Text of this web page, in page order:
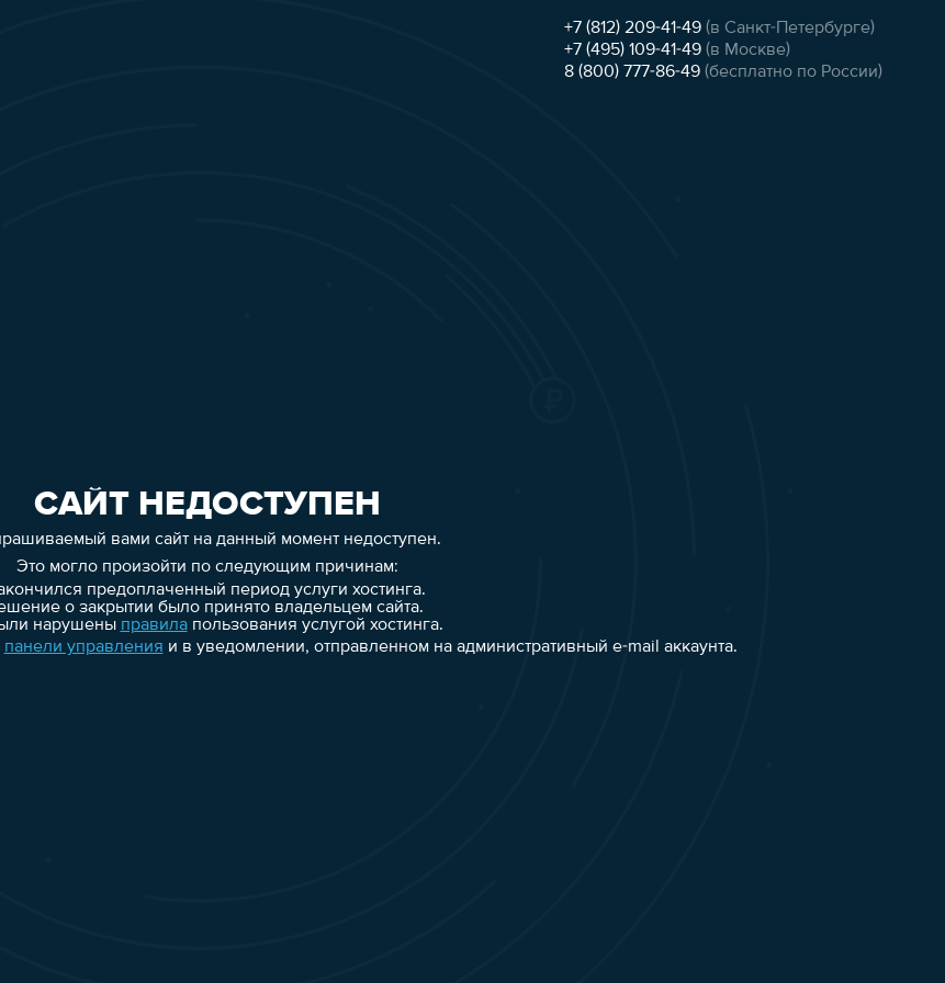
+7 (812) 209-41-49 (в Санкт-Петербурге)
+7 (495) 109-41-49 (в Москве)
8 (800) 777-86-49 (бесплатно по России)
САЙТ НЕДОСТУПЕН
вами сайт на данный момент недоступен.
Это могло произойти по следующим причинам:
предоплаченный период услуги хостинга.
о закрытии было принято владельцем сайта.
нарушены правилапользования услугой хостинга.
панели управления и в уведомлении, отправленном на административный e-mail аккаунта.